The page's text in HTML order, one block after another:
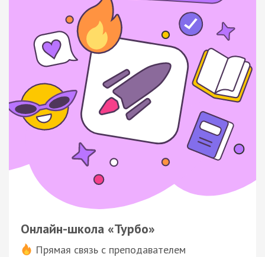
Онлайн-школа «Турбо»
Прямая связь с преподавателем